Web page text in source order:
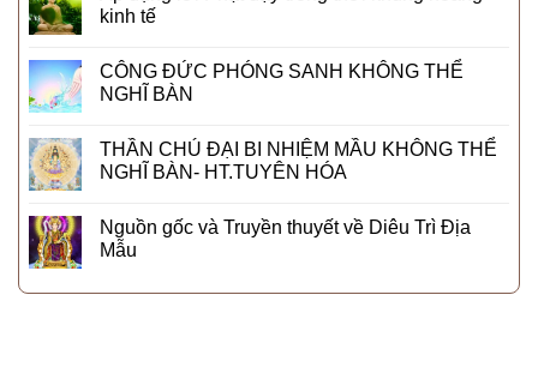
kinh tế
CÔNG ĐỨC PHÓNG SANH KHÔNG THỂ
NGHĨ BÀN
THẦN CHÚ ĐẠI BI NHIỆM MẦU KHÔNG THỂ
NGHĨ BÀN- HT.TUYÊN HÓA
Nguồn gốc và Truyền thuyết về Diêu Trì Địa
Mẫu